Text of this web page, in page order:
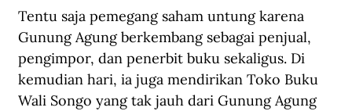
Tentu saja pemegang saham untung karena
Gunung Agung berkembang sebagai penjual,
pengimpor, dan penerbit buku sekaligus. Di
kemudian hari, ia juga mendirikan Toko Buku
Wali Songo yang tak jauh dari Gunung Agung